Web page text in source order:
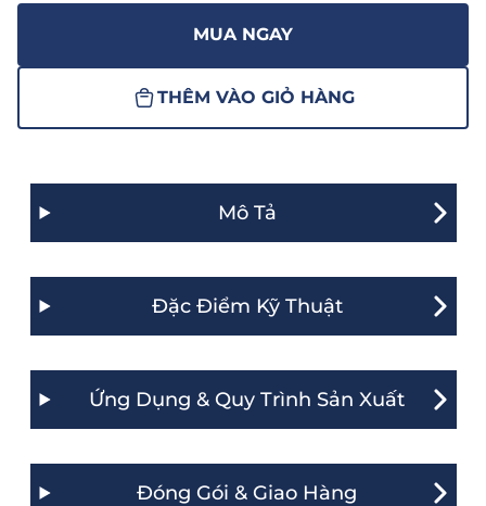
MUA NGAY
THÊM VÀO GIỎ HÀNG
Mô Tả
Đặc Điểm Kỹ Thuật
Ứng Dụng & Quy Trình Sản Xuất
Đóng Gói & Giao Hàng